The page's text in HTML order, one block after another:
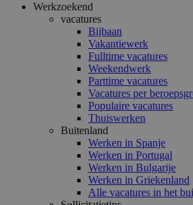
Werkzoekend
vacatures
Bijbaan
Vakantiewerk
Fulltime vacatures
Weekendwerk
Parttime vacatures
Vacatures per
Populaire vacatures
Thuiswerken
Buitenland
Werken in Spanje
Werken in Portugal
Werken in Bulgarije
Werken in Griekenland
Alle vacatures in het